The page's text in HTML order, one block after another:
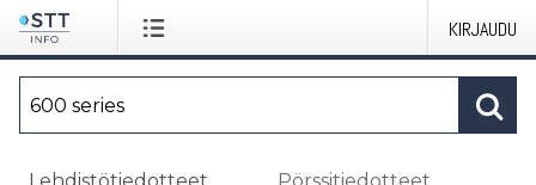
KIRJAUDU